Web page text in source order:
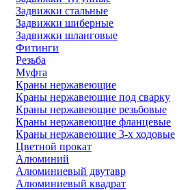
Задвижки стальные
Задвижки шиберные
Задвижки шланговые
Фитинги
Резьба
Муфта
Краны нержавеющие
Краны нержавеющие под сварку
Краны нержавеющие резьбовые
Краны нержавеющие фланцевые
Краны нержавеющие 3-х ходовые
Цветной прокат
Алюминий
Алюминиевый двутавр
Алюминиевый квадрат